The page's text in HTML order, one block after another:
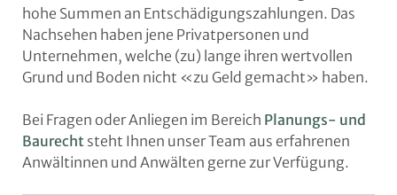
hohe Summen an Entschädigungszahlungen. Das
Nachsehen haben jene Privatpersonen und
Unternehmen, welche (zu) lange ihren wertvollen
Grund und Boden nicht «zu Geld gemacht» haben.
Bei Fragen oder Anliegen im Bereich Planungs- und
Baurecht steht Ihnen unser Team aus erfahrenen
Anwältinnen und Anwälten gerne zur Verfügung.